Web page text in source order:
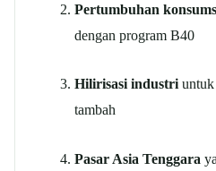
Pertumbuhan
dengan program B40
Hilirisasi industriuntuk
tambah
Pasar Asia Tenggara